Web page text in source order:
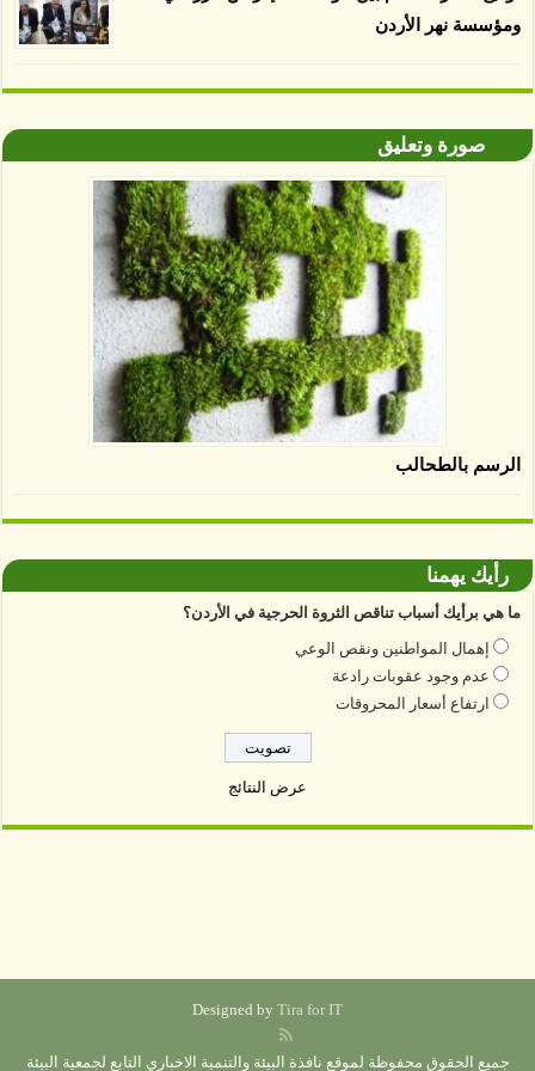
ومؤسسة نهر الأردن
صورة وتعليق
الرسم بالطحالب
رأيك يهمنا
ما هي برأيك أسباب تناقص الثروة الحرجية في الأردن؟
إهمال المواطنين ونقص الوعي
عدم وجود عقوبات رادعة
ارتفاع أسعار المحروقات
عرض النتائج
Designed by Tira for IT
جميع الحقوق محفوظة لموقع نافذة البيئة والتنمية الاخباري التابع لجمعية البيئة